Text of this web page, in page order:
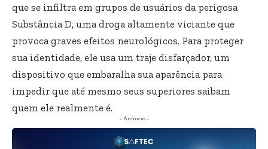
que se infiltra em grupos de usuários da perigosa
Substância D, uma droga altamente viciante que
provoca graves efeitos neurológicos. Para proteger
sua identidade, ele usa um traje disfarçador, um
dispositivo que embaralha sua aparência para
impedir que até mesmo seus superiores saibam
quem ele realmente é.
- Anúncio -